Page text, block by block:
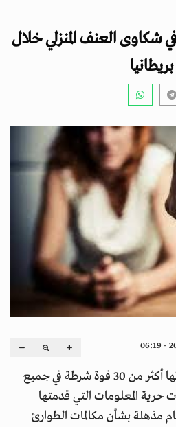
شكاوى العنف المنزلي خلال
كشفت بيانات جديدة أصدرتها أكثر من 30 قوة شرطة في جميع
حرية المعلومات التي قدمتها
مذهلة بشأن مكالمات الطوارئ